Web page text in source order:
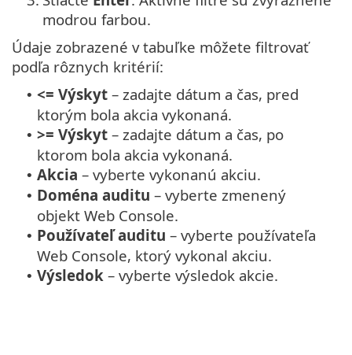
modrou farbou.
Údaje zobrazené v tabuľke môžete filtrovať
podľa rôznych kritérií:
• <= Výskyt – zadajte dátum a čas, pred
ktorým bola akcia vykonaná.
• >= Výskyt – zadajte dátum a čas, po
ktorom bola akcia vykonaná.
• Akcia – vyberte vykonanú akciu.
• Doména auditu – vyberte zmenený
objekt Web Console.
• Používateľ auditu – vyberte používateľa
Web Console, ktorý vykonal akciu.
• Výsledok – vyberte výsledok akcie.